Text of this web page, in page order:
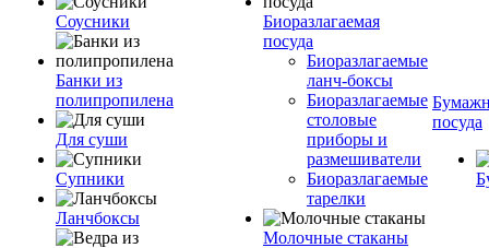
Соусники
Банки из
полипропилена
Для суши
Супники
Ланчбоксы
Биоразлагаемая
посуда
Биоразлагаемые
ланч-боксы
Биоразлагаемые
столовые
приборы и
размешиватели
Биоразлагаемые
тарелки
Молочные стаканы
посуда